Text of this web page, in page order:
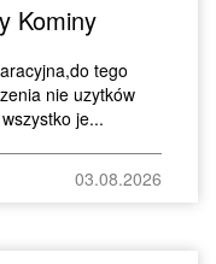
Kominy
tego
nie uzytków
je...
03.08.2026